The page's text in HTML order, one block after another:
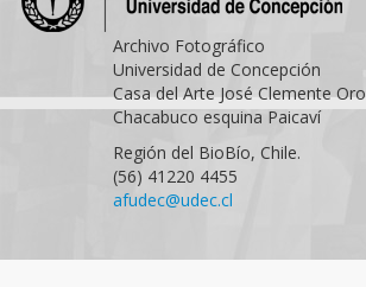
Archivo Fotográfico
Universidad de Concepción
Casa del Arte José Clemente
Chacabuco esquina Paicaví
Región del BioBío, Chile.
(56) 41220 4455
afudec@udec.cl